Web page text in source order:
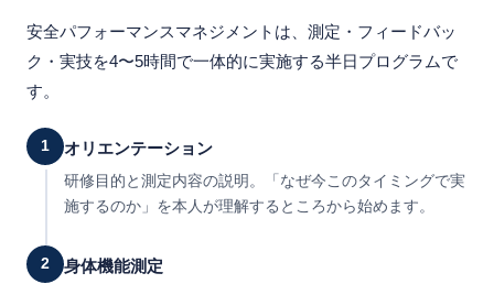
安全パフォーマンスマネジメントは、測定・フィードバッ
ク・実技を4〜5時間で一体的に実施する半日プログラムで
す。
1 オリエンテーション
研修目的と測定内容の説明。「なぜ今このタイミングで実
施するのか」を本人が理解するところから始めます。
2 身体機能測定